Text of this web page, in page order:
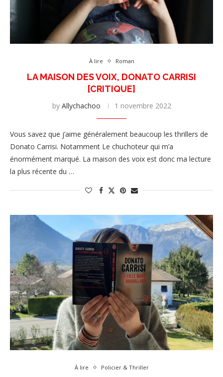
À lire Roman
LA MAISON DES VOIX, DONATO CARRISI
[CRITIQUE]
by Allychachoo 1 novembre 2022
Vous savez que j’aime généralement beaucoup les thrillers de
Donato Carrisi. Notamment Le chuchoteur qui m’a
énormément marqué. La maison des voix est donc ma lecture
la plus récente du …
À lire Policier & Thriller